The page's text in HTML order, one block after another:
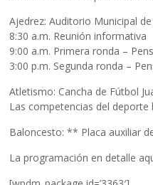
Ajedrez: Auditorio Municipal
8:30 a.m. Reunión informativa
9:00 a.m. Primera ronda –
3:00 p.m. Segunda ronda –
Atletismo: Cancha de Fútbol
Las competencias del
Baloncesto: ** Placa auxiliar
La programación en detalle